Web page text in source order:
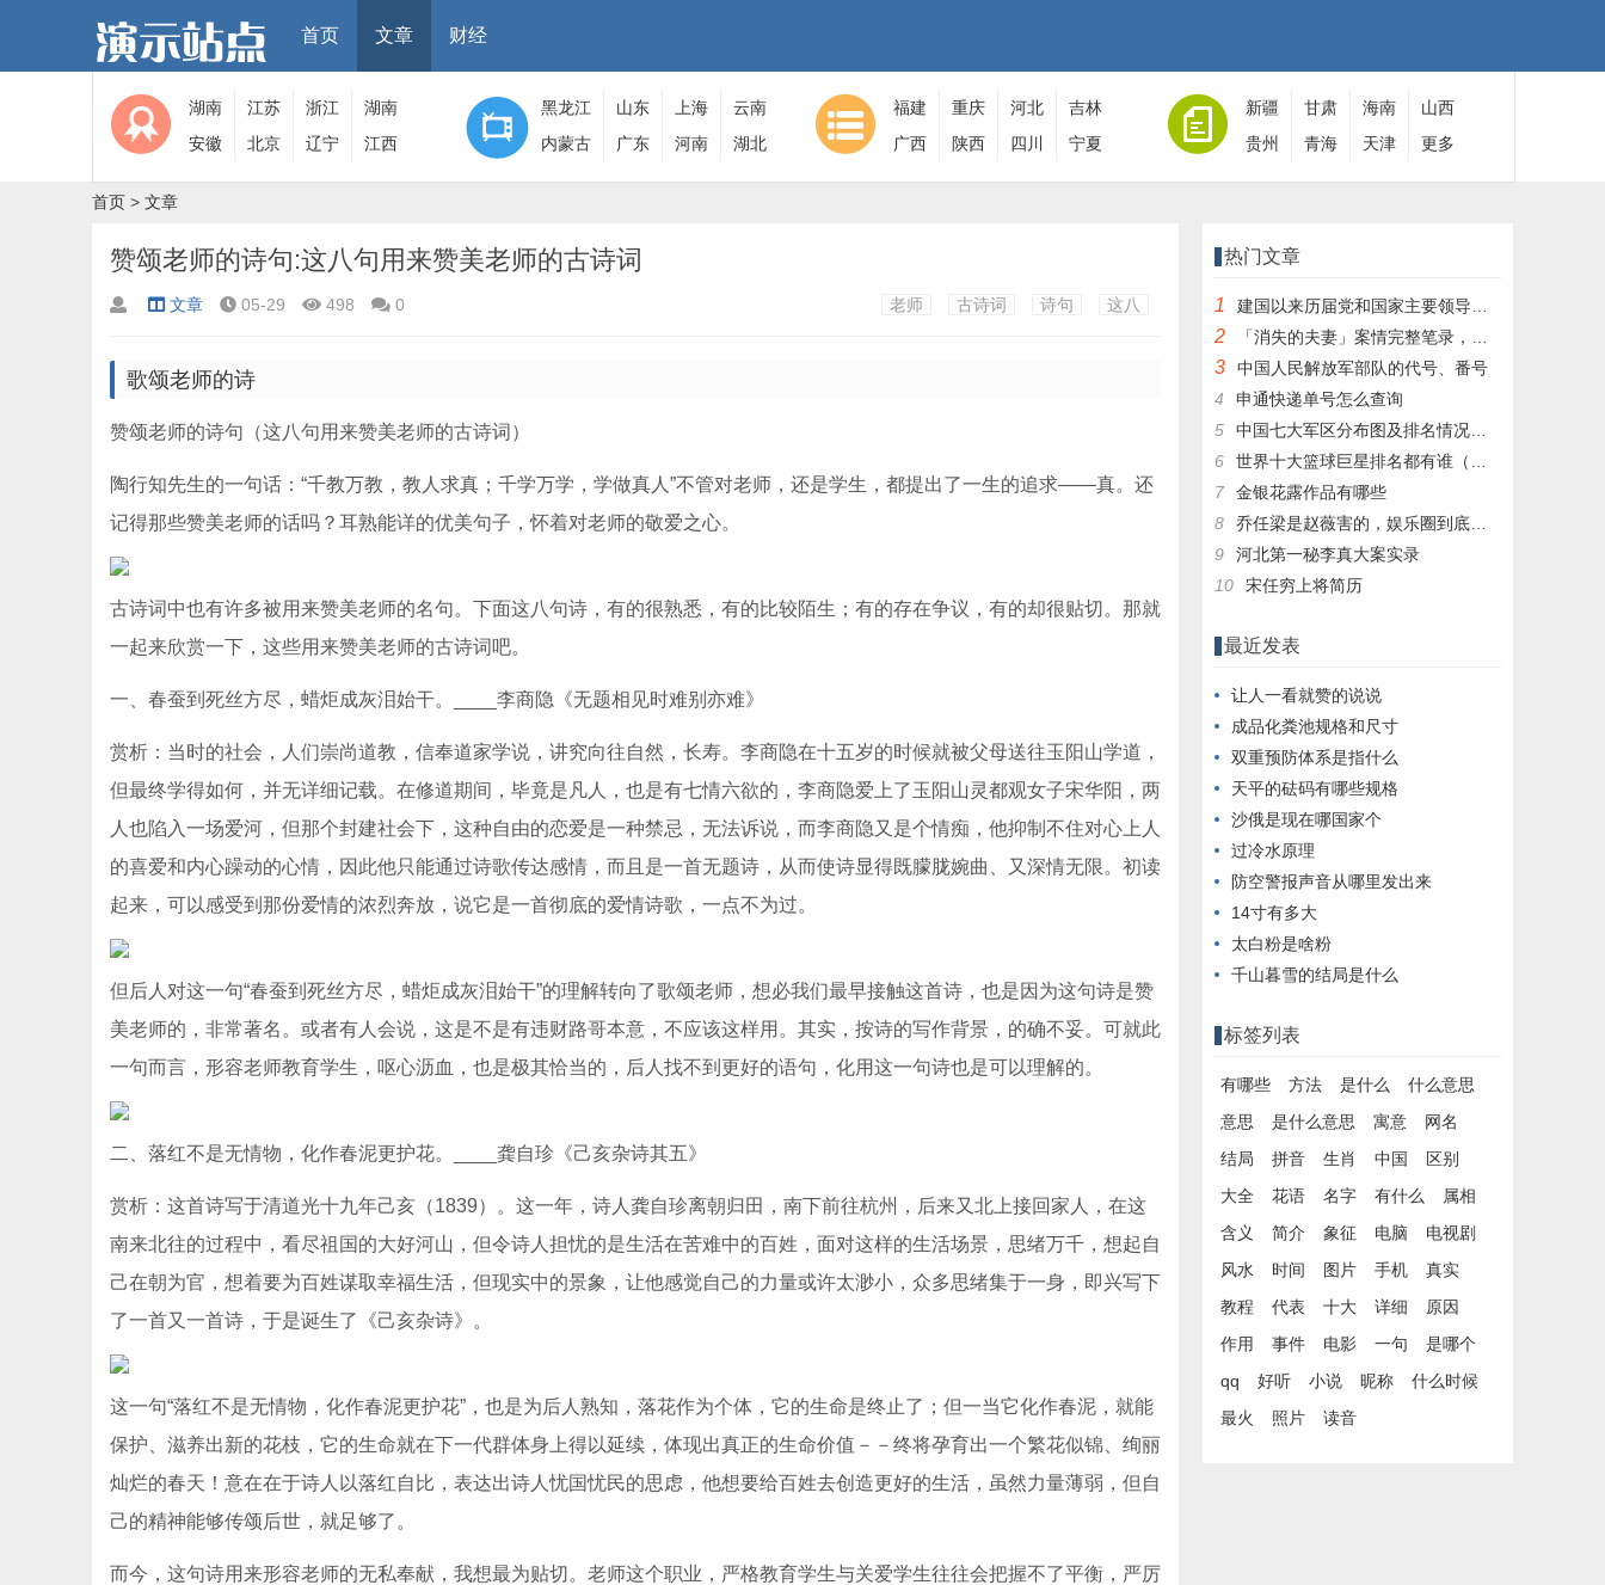
首页 文章 财经
湖南 江苏 浙江
湖南
安徽
北京 辽宁 江西
黑龙江 山东 上海
云南
内蒙古
广东 河南 湖北
福建 重庆 河北
吉林
广西
陕西 四川 宁夏
新疆 甘肃 海南
山西
贵州
青海 天津 更多
首页 > 文章
赞颂老师的诗句:这八句用来赞美老师的古诗词
文章 05-29 498 0 老师 古诗词 诗句 这八
歌颂老师的诗
赞颂老师的诗句（这八句用来赞美老师的古诗词）
陶行知先生的一句话：“千教万教，教人求真；千学万学，学做真人”不管对老师，还是学生，都提出了一生的追求——真。还
记得那些赞美老师的话吗？耳熟能详的优美句子，怀着对老师的敬爱之心。
古诗词中也有许多被用来赞美老师的名句。下面这八句诗，有的很熟悉，有的比较陌生；有的存在争议，有的却很贴切。那就
一起来欣赏一下，这些用来赞美老师的古诗词吧。
一、春蚕到死丝方尽，蜡炬成灰泪始干。____李商隐《无题相见时难别亦难》
赏析：当时的社会，人们崇尚道教，信奉道家学说，讲究向往自然，长寿。李商隐在十五岁的时候就被父母送往玉阳山学道，
但最终学得如何，并无详细记载。在修道期间，毕竟是凡人，也是有七情六欲的，李商隐爱上了玉阳山灵都观女子宋华阳，两
人也陷入一场爱河，但那个封建社会下，这种自由的恋爱是一种禁忌，无法诉说，而李商隐又是个情痴，他抑制不住对心上人
的喜爱和内心躁动的心情，因此他只能通过诗歌传达感情，而且是一首无题诗，从而使诗显得既朦胧婉曲、又深情无限。初读
起来，可以感受到那份爱情的浓烈奔放，说它是一首彻底的爱情诗歌，一点不为过。
但后人对这一句“春蚕到死丝方尽，蜡炬成灰泪始干”的理解转向了歌颂老师，想必我们最早接触这首诗，也是因为这句诗是赞
美老师的，非常著名。或者有人会说，这是不是有违财路哥本意，不应该这样用。其实，按诗的写作背景，的确不妥。可就此
一句而言，形容老师教育学生，呕心沥血，也是极其恰当的，后人找不到更好的语句，化用这一句诗也是可以理解的。
二、落红不是无情物，化作春泥更护花。____龚自珍《己亥杂诗其五》
赏析：这首诗写于清道光十九年己亥（1839）。这一年，诗人龚自珍离朝归田，南下前往杭州，后来又北上接回家人，在这
南来北往的过程中，看尽祖国的大好河山，但令诗人担忧的是生活在苦难中的百姓，面对这样的生活场景，思绪万千，想起自
己在朝为官，想着要为百姓谋取幸福生活，但现实中的景象，让他感觉自己的力量或许太渺小，众多思绪集于一身，即兴写下
了一首又一首诗，于是诞生了《己亥杂诗》。
这一句“落红不是无情物，化作春泥更护花”，也是为后人熟知，落花作为个体，它的生命是终止了；但一当它化作春泥，就能
保护、滋养出新的花枝，它的生命就在下一代群体身上得以延续，体现出真正的生命价值－－终将孕育出一个繁花似锦、绚丽
灿烂的春天！意在在于诗人以落红自比，表达出诗人忧国忧民的思虑，他想要给百姓去创造更好的生活，虽然力量薄弱，但自
己的精神能够传颂后世，就足够了。
而今，这句诗用来形容老师的无私奉献，我想最为贴切。老师这个职业，严格教育学生与关爱学生往往会把握不了平衡，严厉
热门文章
1 建国以来历届党和国家主要领导人全名单
2 「消失的夫妻」案情完整笔录，凶手灭绝人性！|杀人狂魔004
3
中国人民解放军部队的代号、番号
4
申通快递单号怎么查询
5
中国七大军区分布图及排名情况详细解读！
6
世界十大篮球巨星排名都有谁（篮球排行榜前十名）
7
金银花露作品有哪些
8
乔任梁是赵薇害的，娱乐圈到底有多乱，昔日往事一件一件都被扒出，你是怎么
9
河北第一秘李真大案实录
10
宋任穷上将简历
最近发表
让人一看就赞的说说
成品化粪池规格和尺寸
双重预防体系是指什么
天平的砝码有哪些规格
沙俄是现在哪国家个
过冷水原理
防空警报声音从哪里发出来
14寸有多大
太白粉是啥粉
千山暮雪的结局是什么
标签列表
有哪些 方法 是什么
什么意思
意思
是什么意思 寓意
网名
结局
拼音 生肖 中国
区别
大全
花语 名字 有什么
属相
含义
简介 象征 电脑
电视剧
风水
时间 图片 手机
真实
教程
代表 十大 详细
原因
作用
事件 电影 一句
是哪个
qq
好听 小说 昵称
什么时候
最火
照片 读音